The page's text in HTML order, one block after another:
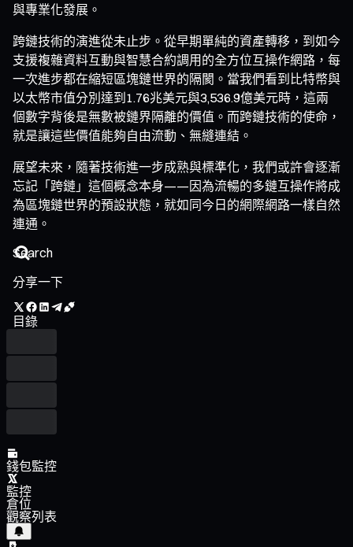
與專業化發展。
跨鏈技術的演進從未止步。從早期單純的資產轉移，到如今
支援複雜資料互動與智慧合約調用的全方位互操作網路，每
一次進步都在縮短區塊鏈世界的隔閡。當我們看到比特幣與
以太幣市值分別達到1.76兆美元與3,536.9億美元時，這兩
個數字背後是無數被鏈界隔離的價值。而跨鏈技術的使命，
就是讓這些價值能夠自由流動、無縫連結。
展望未來，隨著技術進一步成熟與標準化，我們或許會逐漸
忘記「跨鏈」這個概念本身——因為流暢的多鏈互操作將成
為區塊鏈世界的預設狀態，就如同今日的網際網路一樣自然
連通。
分享一下
目錄
錢包監控
監控
倉位
觀察列表